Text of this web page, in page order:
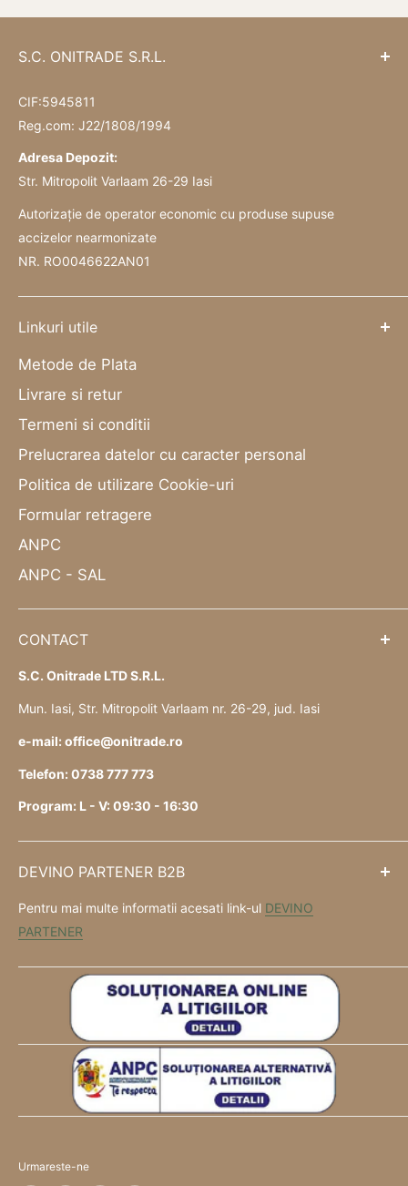
S.C. ONITRADE S.R.L.
CIF:5945811
Reg.com: J22/1808/1994
Adresa Depozit:
Str. Mitropolit Varlaam 26-29 Iasi
Autorizație de operator economic cu produse supuse
accizelor nearmonizate
NR. RO0046622AN01
Linkuri utile
Metode de Plata
Livrare si retur
Termeni si conditii
Prelucrarea datelor cu caracter personal
Politica de utilizare Cookie-uri
Formular retragere
ANPC
ANPC - SAL
CONTACT
S.C. Onitrade LTD S.R.L.
Mun. Iasi, Str. Mitropolit Varlaam nr. 26-29, jud. Iasi
e-mail: office@onitrade.ro
Telefon: 0738 777 773
Program: L - V: 09:30 - 16:30
DEVINO PARTENER B2B
Pentru mai multe informatii acesati link-ul DEVINO
PARTENER
Urmareste-ne